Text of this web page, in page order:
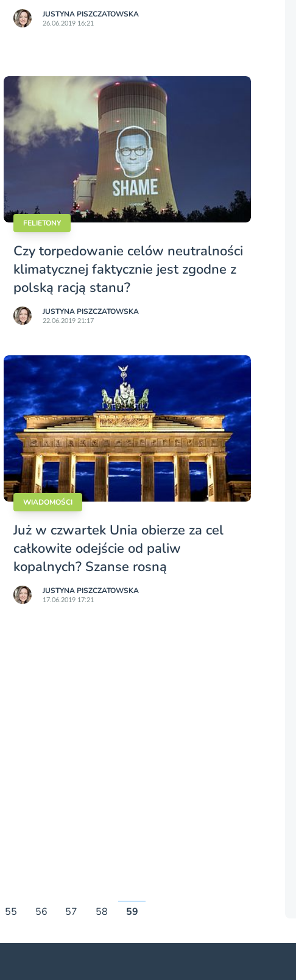
JUSTYNA PISZCZATOWSKA
26.06.2019 16:21
FELIETONY
Czy torpedowanie celów neutralności
klimatycznej faktycznie jest zgodne z
polską racją stanu?
JUSTYNA PISZCZATOWSKA
22.06.2019 21:17
WIADOMOŚCI
Już w czwartek Unia obierze za cel
całkowite odejście od paliw
kopalnych? Szanse rosną
JUSTYNA PISZCZATOWSKA
17.06.2019 17:21
55 56 57 58 59